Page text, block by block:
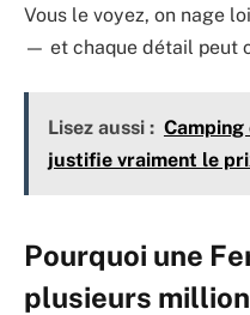
Vous le voyez, on nage
— et chaque détail peut
Lisez aussi : Camping
justifie vraiment le
Pourquoi une
plusieurs